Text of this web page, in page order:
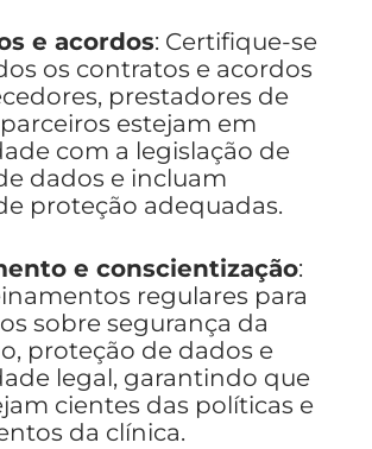
e acordos: Certifique-se
os contratos e acordos
prestadores de
estejam em
com a legislação de
dados e incluam
proteção adequadas.
e conscientização:
regulares para
sobre segurança da
proteção de dados e
legal, garantindo que
cientes das políticas e
da clínica.